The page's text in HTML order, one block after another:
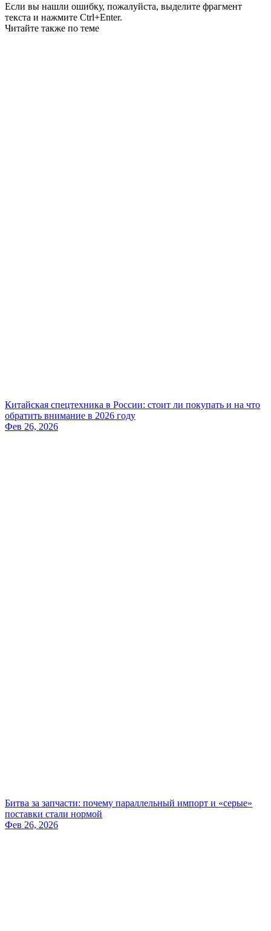
Если вы нашли ошибку, пожалуйста, выделите фрагмент
текста и нажмите Ctrl+Enter.
Читайте также по теме
Китайская спецтехника в России: стоит ли покупать и на что
обратить внимание в 2026 году
Фев 26, 2026
Битва за запчасти: почему параллельный импорт и «серые»
поставки стали нормой
Фев 26, 2026